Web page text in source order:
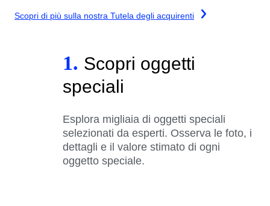
Scopri di più sulla nostra Tutela degli acquirenti
1. Scopri oggetti
speciali
Esplora migliaia di oggetti speciali
selezionati da esperti. Osserva le foto, i
dettagli e il valore stimato di ogni
oggetto speciale.